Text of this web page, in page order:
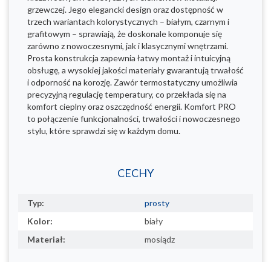
grzewczej. Jego elegancki design oraz dostępność w
trzech wariantach kolorystycznych – białym, czarnym i
grafitowym – sprawiają, że doskonale komponuje się
zarówno z nowoczesnymi, jak i klasycznymi wnętrzami.
Prosta konstrukcja zapewnia łatwy montaż i intuicyjną
obsługę, a wysokiej jakości materiały gwarantują trwałość
i odporność na korozję. Zawór termostatyczny umożliwia
precyzyjną regulację temperatury, co przekłada się na
komfort cieplny oraz oszczędność energii. Komfort PRO
to połączenie funkcjonalności, trwałości i nowoczesnego
stylu, które sprawdzi się w każdym domu.
CECHY
Typ:
prosty
Kolor:
biały
Materiał:
mosiądz